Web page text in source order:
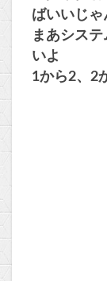
ばいいじゃ
まあシス
いよ
1から2、2